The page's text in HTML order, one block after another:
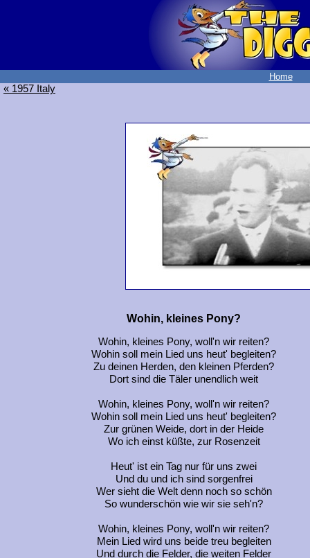
Home
« 1957 Italy
Wohin, kleines Pony?
Wohin, kleines Pony, woll'n wir reiten?
Wohin soll mein Lied uns heut' begleiten?
Zu deinen Herden, den kleinen Pferden?
Dort sind die Täler unendlich weit
Wohin, kleines Pony, woll'n wir reiten?
Wohin soll mein Lied uns heut' begleiten?
Zur grünen Weide, dort in der Heide
Wo ich einst küßte, zur Rosenzeit
Heut' ist ein Tag nur für uns zwei
Und du und ich sind sorgenfrei
Wer sieht die Welt denn noch so schön
So wunderschön wie wir sie seh'n?
Wohin, kleines Pony, woll'n wir reiten?
Mein Lied wird uns beide treu begleiten
Und durch die Felder, die weiten Felder